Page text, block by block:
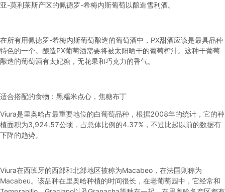
亚-莫利莱斯产区的佩德罗-希梅内斯葡萄以酿造雪利酒。
在所有用佩德罗-希梅内斯葡萄酿造的葡萄酒中，PX甜酒应该是最具品种
特色的一个。酿造PX葡萄酒需要将被太阳晒干的葡萄榨汁。这种干葡萄
酿造的葡萄酒有太妃糖，无花果和巧克力的香气。
适合搭配的食物： 黑糯米点心，焦糖布丁
Viura是里奥哈占最重要地位的白葡萄品种，根据2008年的统计，它的种
植面积为3,924.57公顷，占总体比例的4.37%，不过比起以前的数据有
下降的趋势。
Viura在西班牙的西部和北部地区被称为Macabeo，在法国则称为
Macabeu。该品种在里奥哈种植的时间很长，在老葡萄园中，它经常和